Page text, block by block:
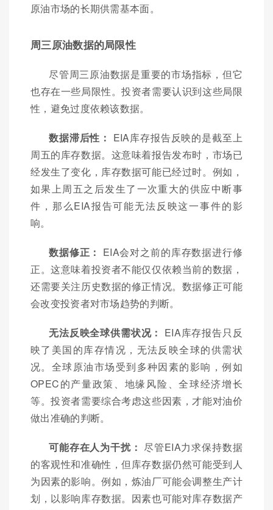
原油市场的长期供需基本面。
周三原油数据的局限性
尽管周三原油数据是重要的市场指标，但它
也存在一些局限性。投资者需要认识到这些局限
性，避免过度依赖该数据。
数据滞后性： EIA库存报告反映的是截至上
周五的库存数据。这意味着报告发布时，市场已
经发生了变化，库存数据可能已经过时。例如，
如果上周五之后发生了一次重大的供应中断事
件，那么EIA报告可能无法反映这一事件的影
响。
数据修正： EIA会对之前的库存数据进行修
正。这意味着投资者不能仅仅依赖当前的数据，
还需要关注历史数据的修正情况。数据修正可能
会改变投资者对市场趋势的判断。
无法反映全球供需状况： EIA库存报告只反
映了美国的库存情况，无法反映全球的供需状
况。全球原油市场受到多种因素的影响，例如
OPEC的产量政策、地缘风险、全球经济增长
等。投资者需要综合考虑这些因素，才能对油价
做出准确的判断。
可能存在人为干扰： 尽管EIA力求保持数据
的客观性和准确性，但库存数据仍然可能受到人
为因素的影响。例如，炼油厂可能会调整生产计
划，以影响库存数据。因素也可能对库存数据产